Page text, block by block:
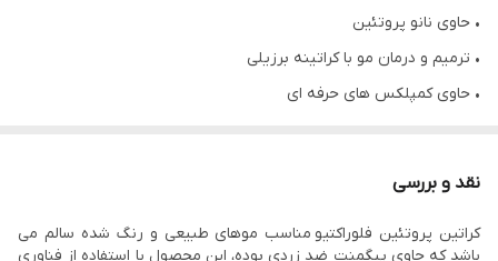
• حاوی نانو پروتئین
• ترمیم و درمان مو با کراتینه برزیلی
• حاوی کمپلکس های حرفه ای
• دارای حداقل فرمالدئید
• بدون کربوسیستئین (carbocystein)
نقد و بررسی
کراتین پروتئین فلوراکتیو مناسب موهای طبیعی و رنگ شده سالم می
باشد که حاوی پیگمنت ضد زردی بوده، این محصول با استفاده از فناوری